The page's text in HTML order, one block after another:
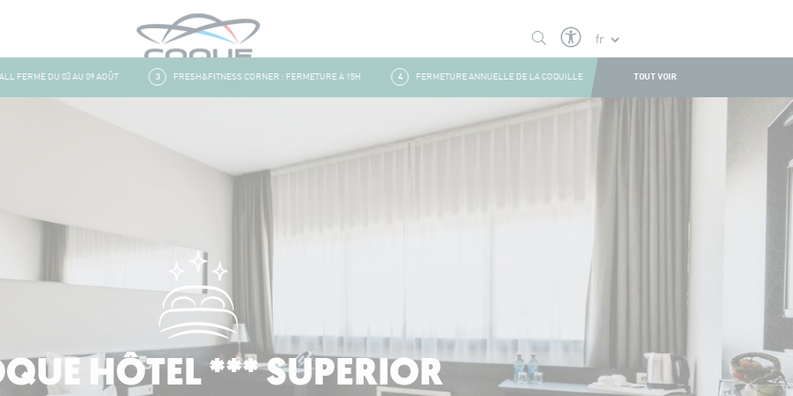
FERMÉ DU 03 AU 09 AOÛT FRESH&FITNESS CORNER : FERMETURE À 15H FERMETURE ANNUELLE DE LA COQUILLE FERMETURE ESTIVALE
TOUT VOIR
HÔTEL *** SUPERIOR